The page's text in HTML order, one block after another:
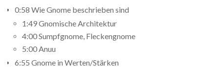
0:58 Wie Gnome beschrieben sind
1:49 Gnomische Architektur
4:00 Sumpfgnome, Fleckengnome
5:00 Anuu
6:55 Gnome in Werten/Stärken